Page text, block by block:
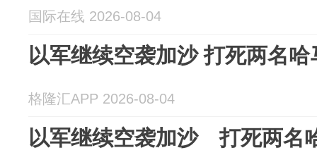
国际在线 2026-08-04
以军继续空袭加沙 打死两名
格隆汇APP 2026-08-04
以军继续空袭加沙 打死两名